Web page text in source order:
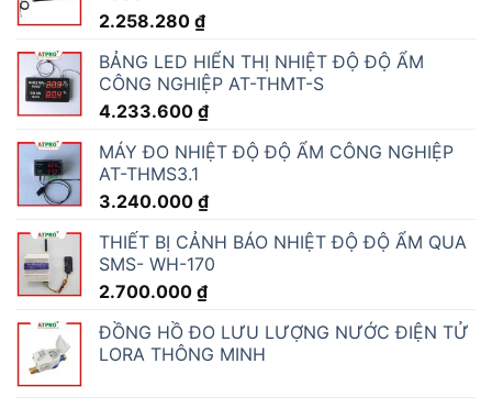
2.258.280 ₫
BẢNG LED HIỂN THỊ NHIỆT ĐỘ ĐỘ ẨM
CÔNG NGHIỆP AT-THMT-S
4.233.600 ₫
MÁY ĐO NHIỆT ĐỘ ĐỘ ẨM CÔNG NGHIỆP
AT-THMS3.1
3.240.000 ₫
THIẾT BỊ CẢNH BÁO NHIỆT ĐỘ ĐỘ ẨM QUA
SMS- WH-170
2.700.000 ₫
ĐỒNG HỒ ĐO LƯU LƯỢNG NƯỚC ĐIỆN TỬ
LORA THÔNG MINH